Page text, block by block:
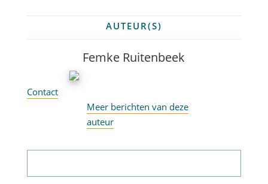
AUTEUR(S)
Femke Ruitenbeek
Contact
Meer berichten van deze
auteur